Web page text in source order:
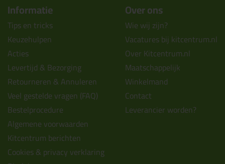
Informatie
Tips en tricks
Keuzehulpen
Acties
Levertijd & Bezorging
Retourneren & Annuleren
Veel gestelde vragen (FAQ)
Bestelprocedure
Algemene voorwaarden
Kitcentrum berichten
Cookies & privacy verklaring
Over ons
Wie wij zijn?
Vacatures bij kitcentrum.nl
Over Kitcentrum.nl
Maatschappelijk
Winkelmand
Contact
Leverancier worden?